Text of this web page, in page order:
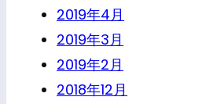
2019年4月
2019年3月
2019年2月
2018年12月